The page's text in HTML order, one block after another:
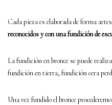
Cada pieza es elaborada de forma
reconocidos y con una fundición de
La fundición en bronce se puede
fundición en tierra, fundición cera
Una vez fundido el bronce